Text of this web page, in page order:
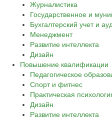
Журналистика
Государственное и
Бухгалтерский учет и
Менеджмент
Развитие интеллекта
Дизайн
Повышение квалификации
Педагогическое
Спорт и фитнес
Практическая
Дизайн
Развитие интеллекта